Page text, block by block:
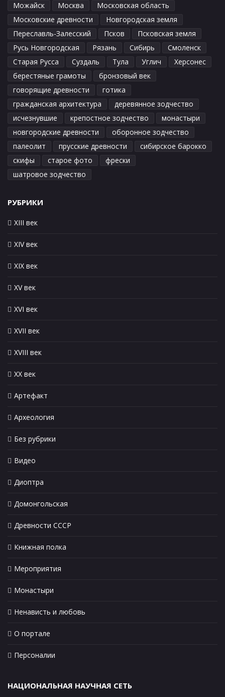
Можайск
Москва
Московская область
Московские древности
Новгородская земля
Переславль-Залесский
Псков
Псковская земля
Русь Новгородская
Рязань Сибирь
Смоленск
Старая Русса
Суздаль Тула Углич
Херсонес
берестяные грамоты
бронзовый век
говорящие древности
готика
гражданская архитектура
деревянное зодчество
исчезнувшие
крепостное зодчество
монастыри
новгородские древности
оборонное зодчество
палеолит
прусские древности
сибирское барокко
скифы
старое фото
фрески
шатровое зодчество
РУБРИКИ
XIII век
XIV век
XIX век
XV век
XVI век
XVII век
XVIII век
XX век
Артефакт
Археология
Без рубрики
Видео
Диоптра
Домонгольская
Древности СССР
Книжная полка
Мероприятия
Монастыри
Ненависть и любовь
О портале
Персоналии
НАЦИОНАЛЬНАЯ НАУЧНАЯ СЕТЬ